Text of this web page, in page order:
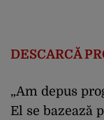
DESCARCĂ
„Am depus
El se bazează